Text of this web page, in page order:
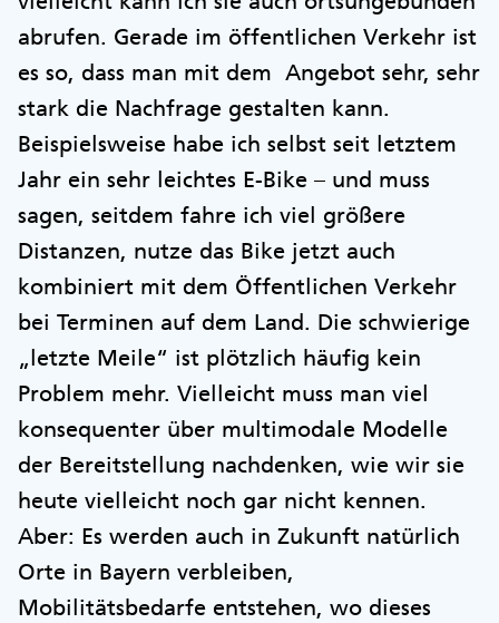
abrufen. Gerade im öffentlichen Verkehr ist
es so, dass man mit dem Angebot sehr, sehr
stark die Nachfrage gestalten kann.
Beispielsweise habe ich selbst seit letztem
Jahr ein sehr leichtes E-Bike – und muss
sagen, seitdem fahre ich viel größere
Distanzen, nutze das Bike jetzt auch
kombiniert mit dem Öffentlichen Verkehr
bei Terminen auf dem Land. Die schwierige
„letzte Meile“ ist plötzlich häufig kein
Problem mehr. Vielleicht muss man viel
konsequenter über multimodale Modelle
der Bereitstellung nachdenken, wie wir sie
heute vielleicht noch gar nicht kennen.
Aber: Es werden auch in Zukunft natürlich
Orte in Bayern verbleiben,
Mobilitätsbedarfe entstehen, wo dieses